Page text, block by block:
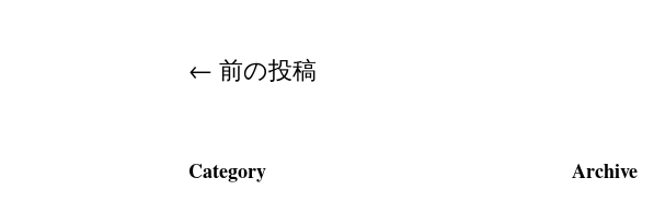
Post navigation
← 前の投稿
Category Archive